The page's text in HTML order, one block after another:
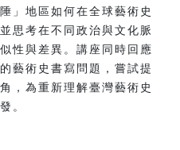
」地區如何在全球藝術史
思考在不同政治與文化脈
性與差異。講座同時回應
藝術史書寫問題，嘗試提
，為重新理解臺灣藝術史
。